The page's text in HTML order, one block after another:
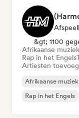
&gt; 1100
Afrikaanse muziek
Rap in het Engels
Artiesten
Afrikaanse muziek
Rap in het Engels